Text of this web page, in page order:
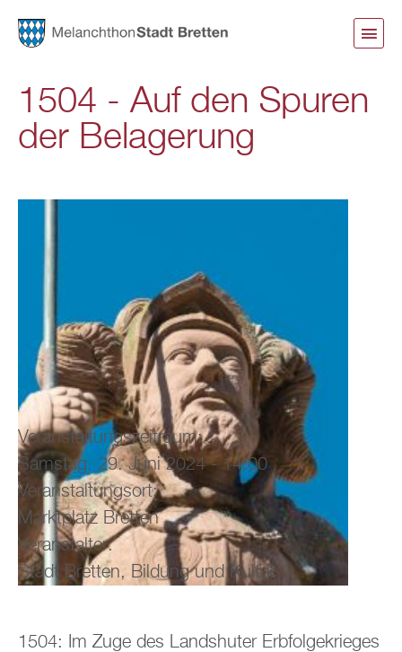
1504 - Auf den Spuren
der Belagerung
Veranstaltungszeitraum:
Samstag, 29. Juni 2024 - 14:00
Veranstaltungsort:
Marktplatz Bretten
Veranstalter:
Stadt Bretten, Bildung und Kultur
1504: Im Zuge des Landshuter Erbfolgekrieges